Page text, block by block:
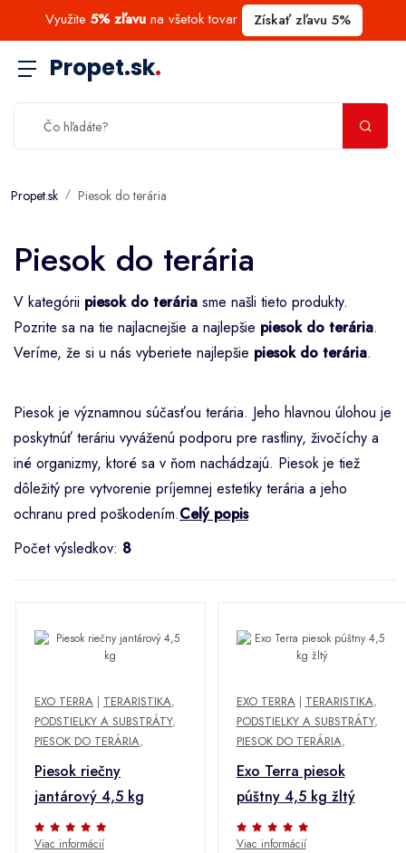
Využite 5% zľavu na všetok tovar Získať zľavu 5%
Propet.sk.
Propet.sk Piesok do terária
Piesok do terária
V kategórii piesok do terária sme našli tieto produkty.
Pozrite sa na tie najlacnejšie a najlepšie piesok do terária.
Veríme, že si u nás vyberiete najlepšie piesok do terária.
Piesok je významnou súčasťou terária. Jeho hlavnou úlohou je
poskytnúť teráriu vyváženú podporu pre rastliny, živočíchy a
iné organizmy, ktoré sa v ňom nachádzajú. Piesok je tiež
dôležitý pre vytvorenie príjemnej estetiky terária a jeho
ochranu pred poškodením.Celý popis
Počet výsledkov: 8
EXO TERRA | TERARISTIKA,
PODSTIELKY A SUBSTRÁTY,
PIESOK DO TERÁRIA,
Piesok riečny
jantárový 4,5 kg
Viac informácií
EXO TERRA| TERARISTIKA,
PODSTIELKY A SUBSTRÁTY,
PIESOK DO TERÁRIA,
Exo Terra piesok
púštny 4,5 kg žltý
Viac informácií